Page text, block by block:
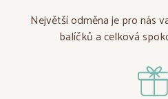
Největší odměna je pro nás
balíčků a celková